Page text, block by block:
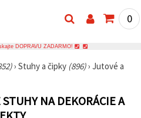
0
DOPRAVU ZADARMO!
› Stuhy a čipky (896)› Jutové a
NA DEKORÁCIE A